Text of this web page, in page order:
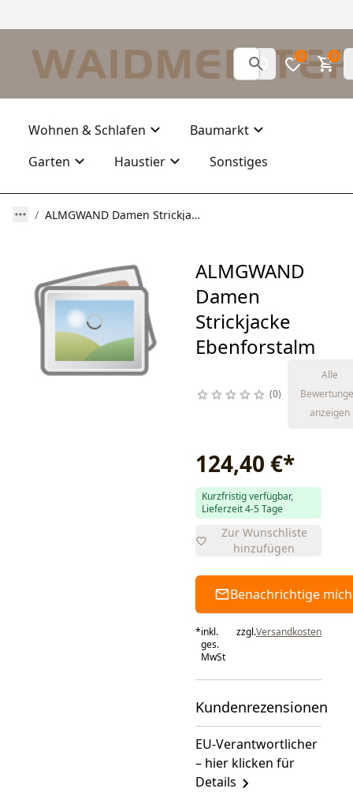
0 0
Wohnen & Schlafen
Baumarkt
Garten
Haustier Sonstiges
ALMGWAND Damen Strickjacke Ebenforstalm
ALMGWAND
Damen
Strickjacke
Ebenforstalm
0
Alle
anzeigen
124,40 €*
Kurzfristig verfügbar,
Lieferzeit 4-5 Tage
Zur Wunschliste
hinzufügen
Benachrichtige mich
*inkl.
ges.
MwSt
zzgl.Versandkosten
Kundenrezensionen
EU-Verantwortlicher
– hier klicken für
Details